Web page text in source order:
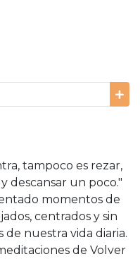
tampoco es rezar,
descansar un poco."
momentos de
centrados y sin
de nuestra vida diaria.
de Volver